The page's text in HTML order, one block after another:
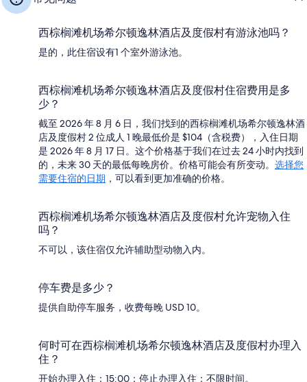
西棕榈滩机场希尔顿逸林酒店及度假村有游泳池吗？
是的，此住宿设有1 个室外游泳池。
西棕榈滩机场希尔顿逸林酒店及度假村住宿费用是多
少？
截至 2026 年 8 月 6 日，我们找到的西棕榈滩机场希尔顿逸林酒
店及度假村 2 位成人 1 晚最低价是 $104（含税费），入住日期
是 2026 年 8 月 17 日。这个价格基于我们在过去 24 小时内找到
的，未来 30 天的最低每晚房价。价格可能会有所变动。 选择您
需要住宿的日期 ，可以看到更加准确的价格。
西棕榈滩机场希尔顿逸林酒店及度假村允许宠物入住
吗？
不可以，该住宿仅允许辅助型动物入内。
停车费是多少？
提供自助停车服务，收费每晚 USD 10。
何时可在西棕榈滩机场希尔顿逸林酒店及度假村办理入
住？
开始办理入住：15:00；停止办理入住：不限时间。